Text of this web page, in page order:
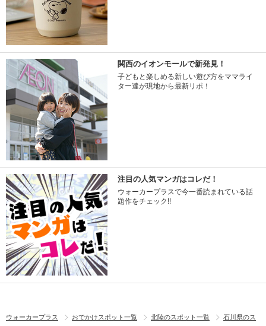
関西のイオンモールで新発見！
子どもと楽しめる新しい遊び方をママライ
ター達が現地から最新リポ！
注目の人気マンガはコレだ！
ウォーカープラスで今一番読まれている話
題作をチェック!!
ウォーカープラス おでかけスポット一覧 北陸のスポット一覧
石川県のス